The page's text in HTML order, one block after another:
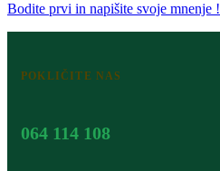
Bodite prvi in napišite svoje mnenje !
POKLIČITE NAS
064 114 108